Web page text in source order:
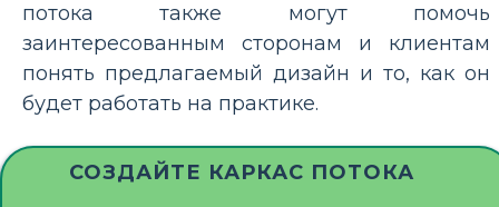
потока также могут помочь
заинтересованным сторонам и клиентам
понять предлагаемый дизайн и то, как он
будет работать на практике.
СОЗДАЙТЕ КАРКАС ПОТОКА